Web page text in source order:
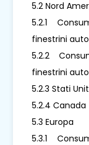
5.2 Nord
5.2.1
finestrini
5.2.2
finestrini
5.2.3 Stati
5.2.4 Canada
5.3 Europa
5.3.1